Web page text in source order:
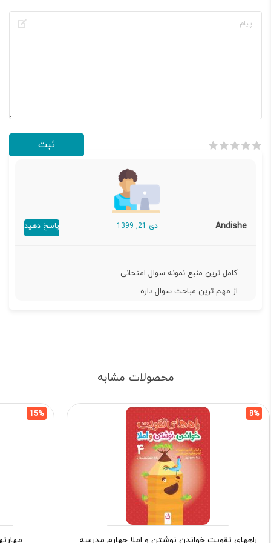
Andishe دی 21, 1399 پاسخ دهید
کامل ترین منبع نمونه سوال امتحانی
از مهم ترین مباحث سوال داره
محصولات مشابه
8%
راههای تقویت خواندن نوشتن و املا چهارم مدرسه
15%